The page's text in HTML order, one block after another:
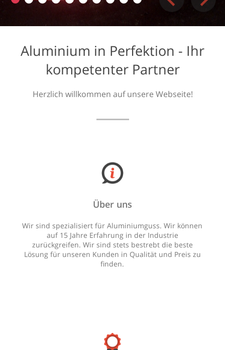
Aluminium in Perfektion - Ihr
kompetenter Partner
Herzlich willkommen auf unsere Webseite!
Über uns
Wir sind spezialisiert für Aluminiumguss. Wir können
auf 15 Jahre Erfahrung in der Industrie
zurückgreifen. Wir sind stets bestrebt die beste
Lösung für unseren Kunden in Qualität und Preis zu
finden.